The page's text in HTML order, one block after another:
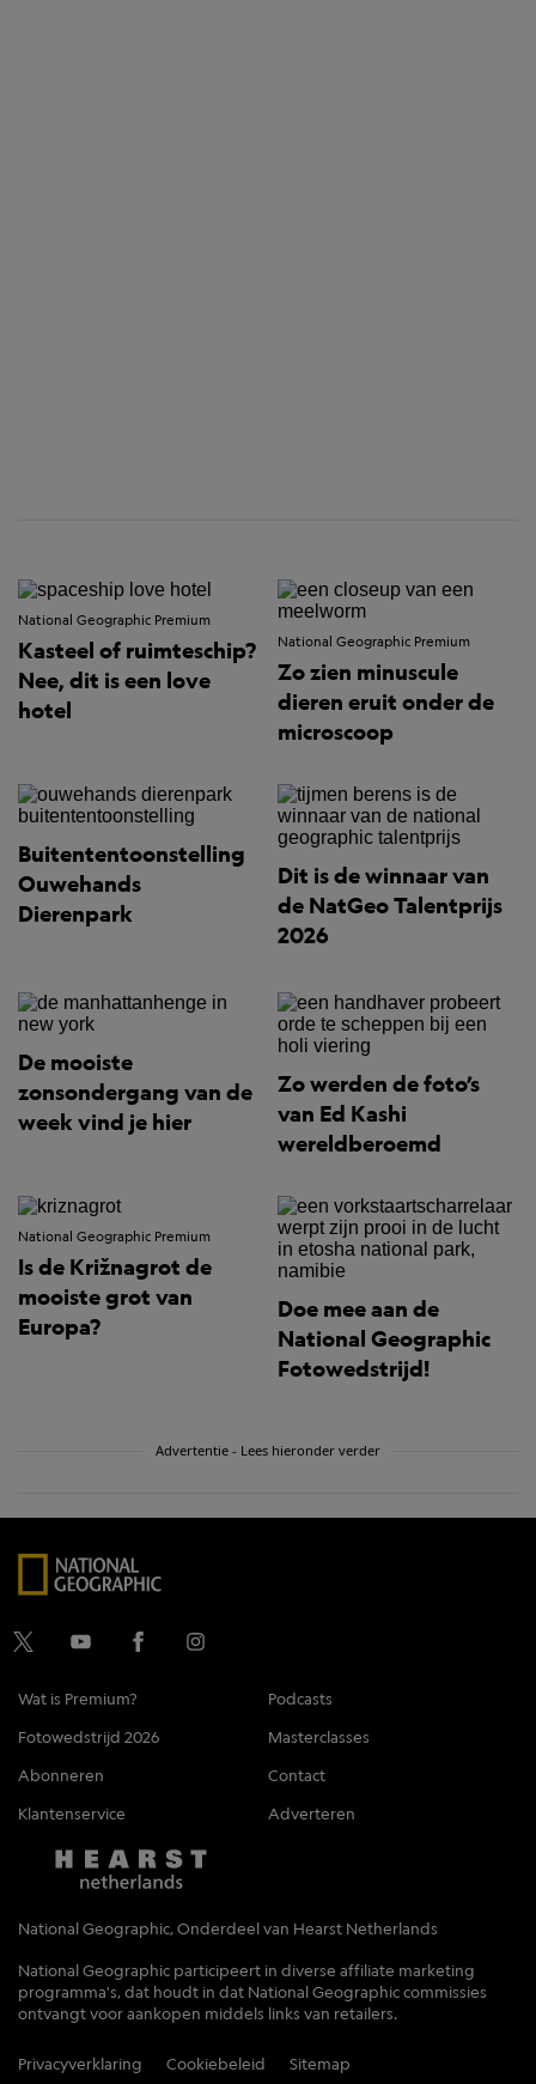
National Geographic Premium
Kasteel of ruimteschip?
Nee, dit is een love
hotel
National Geographic Premium
Zo zien minuscule
dieren eruit onder de
microscoop
Buitententoonstelling
Ouwehands
Dierenpark
Dit is de winnaar van
de NatGeo Talentprijs
2026
De mooiste
zonsondergang van de
week vind je hier
Zo werden de foto’s
van Ed Kashi
wereldberoemd
National Geographic Premium
Is de Križnagrot de
mooiste grot van
Europa?
Doe mee aan de
National Geographic
Fotowedstrijd!
Advertentie - Lees hieronder verder
Wat is Premium?
Podcasts
Fotowedstrijd 2026
Masterclasses
Abonneren
Contact
Klantenservice
Adverteren
National Geographic, Onderdeel van Hearst Netherlands
National Geographic participeert in diverse affiliate marketing
programma's, dat houdt in dat National Geographic commissies
ontvangt voor aankopen middels links van retailers.
Privacyverklaring Cookiebeleid Sitemap